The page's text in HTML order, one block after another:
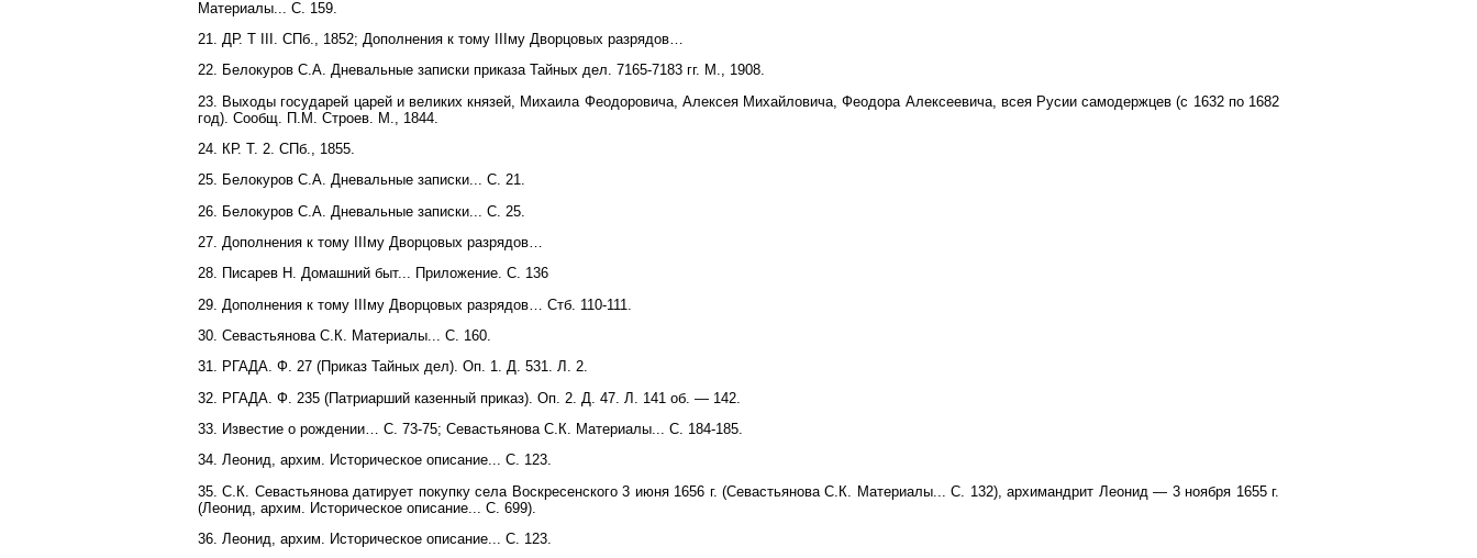
Материалы... С. 159.
21. ДР. Т III. СПб., 1852; Дополнения к тому IIIму Дворцовых разрядов…
22. Белокуров С.А. Дневальные записки приказа Тайных дел. 7165-7183 гг. М., 1908.
23. Выходы государей царей и великих князей, Михаила Феодоровича, Алексея Михайловича, Феодора Алексеевича, всея Русии самодержцев (с 1632 по 1682
год). Сообщ. П.М. Строев. М., 1844.
24. КР. Т. 2. СПб., 1855.
25. Белокуров С.А. Дневальные записки... С. 21.
26. Белокуров С.А. Дневальные записки... С. 25.
27. Дополнения к тому IIIму Дворцовых разрядов…
28. Писарев Н. Домашний быт... Приложение. С. 136
29. Дополнения к тому IIIму Дворцовых разрядов… Стб. 110-111.
30. Севастьянова С.К. Материалы... С. 160.
31. РГАДА. Ф. 27 (Приказ Тайных дел). Оп. 1. Д. 531. Л. 2.
32. РГАДА. Ф. 235 (Патриарший казенный приказ). Оп. 2. Д. 47. Л. 141 об. — 142.
33. Известие о рождении… С. 73-75; Севастьянова С.К. Материалы... С. 184-185.
34. Леонид, архим. Историческое описание... С. 123.
35. С.К. Севастьянова датирует покупку села Воскресенского 3 июня 1656 г. (Севастьянова С.К. Материалы... С. 132), архимандрит Леонид — 3 ноября 1655 г.
(Леонид, архим. Историческое описание... С. 699).
36. Леонид, архим. Историческое описание... С. 123.